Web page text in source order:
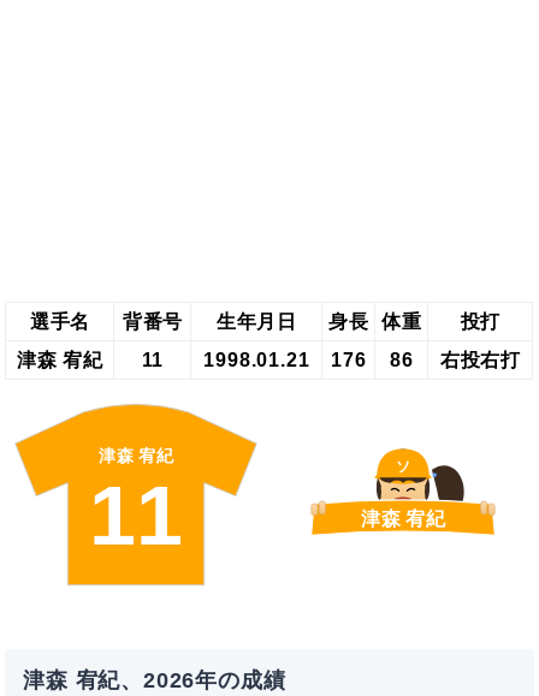
選手名 背番号 生年月日 身長 体重
投打
津森 宥紀
11 1998.01.21 176 86 右投右打
津森 宥紀
11
ソ
津森 宥紀
津森 宥紀、2026年の成績